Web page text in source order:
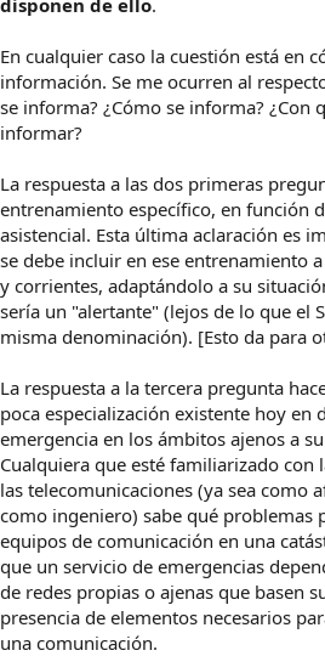
En cualquier caso la cuestión está en
información. Se me ocurren al
se informa? ¿Cómo se informa? ¿Con
informar?
La respuesta a las dos primeras
entrenamiento específico, en función
asistencial. Esta última aclaración es
se debe incluir en ese entrenamiento
y corrientes, adaptándolo a su
sería un "alertante" (lejos de lo que el
misma denominación). [Esto da para
La respuesta a la tercera pregunta
poca especialización existente hoy en
emergencia en los ámbitos ajenos a
Cualquiera que esté familiarizado con
las telecomunicaciones (ya sea como
como ingeniero) sabe qué problemas
equipos de comunicación en una
que un servicio de emergencias
de redes propias o ajenas que basen
presencia de elementos necesarios
una comunicación.